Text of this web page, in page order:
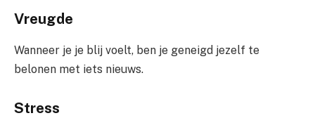
Vreugde
Wanneer je je blij voelt, ben je geneigd jezelf te
belonen met iets nieuws.
Stress